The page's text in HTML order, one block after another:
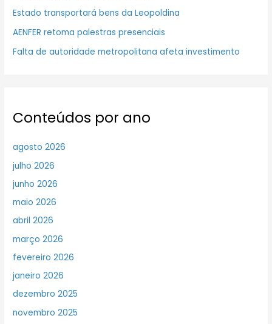
Estado transportará bens da Leopoldina
AENFER retoma palestras presenciais
Falta de autoridade metropolitana afeta investimento
Conteúdos por ano
agosto 2026
julho 2026
junho 2026
maio 2026
abril 2026
março 2026
fevereiro 2026
janeiro 2026
dezembro 2025
novembro 2025